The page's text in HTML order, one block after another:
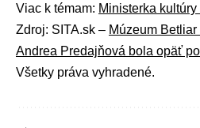
Viac k témam: Ministerka kultúry
Zdroj: SITA.sk – Múzeum
Andrea Predajňová bola opäť
Všetky práva vyhradené.